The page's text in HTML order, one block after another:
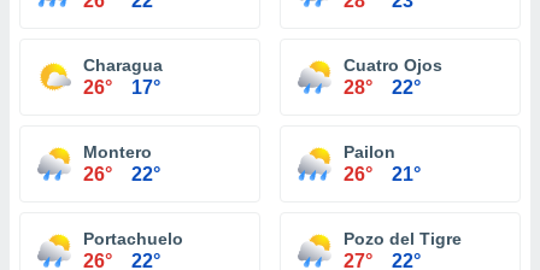
Charagua
26° 17°
Cuatro Ojos
28° 22°
Montero
26° 22°
Pailon
26° 21°
Portachuelo
26° 22°
Pozo del Tigre
27° 22°